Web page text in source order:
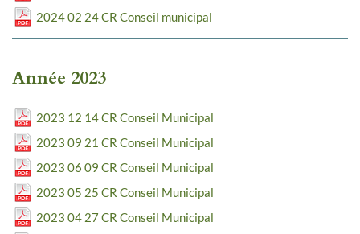
2024 02 24 CR Conseil municipal
Année 2023
2023 12 14 CR Conseil Municipal
2023 09 21 CR Conseil Municipal
2023 06 09 CR Conseil Municipal
2023 05 25 CR Conseil Municipal
2023 04 27 CR Conseil Municipal